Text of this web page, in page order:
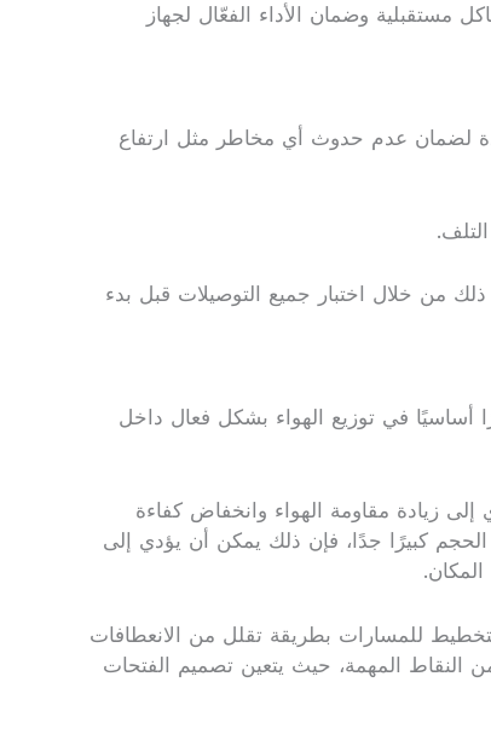
وضمان الأداء الفعّال لجهاز
لضمان عدم حدوث أي مخاطر مثل ارتفاع
من خلال اختبار جميع التوصيلات قبل بدء
أساسيًا في توزيع الهواء بشكل فعال داخل
زيادة مقاومة الهواء وانخفاض كفاءة
كبيرًا جدًا، فإن ذلك يمكن أن يؤدي إلى
للمسارات بطريقة تقلل من الانعطافات
النقاط المهمة، حيث يتعين تصميم الفتحات